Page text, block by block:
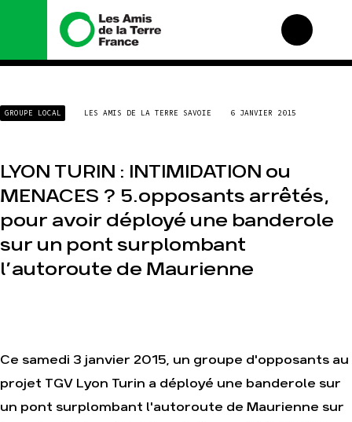
Nous connaître
Histoire
Missions et méthodes
Valeurs
Équipes et
fonctionnement
Le réseau dans le
grand enfumage
Mode : une tendance
destructrice
Gaz au Mozambique, la
violence TOTAL(e)
Faire un don
S'engager sur le terrain
Climat – Énergie
Surproduction
GROUPE LOCAL LES AMIS DE LA TERRE SAVOIE 6 JANVIER 2015
LYON TURIN : INTIMIDATION ou
MENACES ? 5.opposants arrêtés,
pour avoir déployé une banderole
sur un pont surplombant
l’autoroute de Maurienne
Ce samedi 3 janvier 2015, un groupe d'opposants au
projet TGV Lyon Turin a déployé une banderole sur
un pont surplombant l'autoroute de Maurienne sur